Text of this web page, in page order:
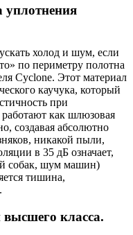
холод и шум, если
по периметру полотна
Cyclone. Этот материал
каучука, который
при
как шлюзовая
создавая абсолютно
никакой пыли,
в 35 дБ означает,
собак, шум машин)
тишина,
высшего класса.